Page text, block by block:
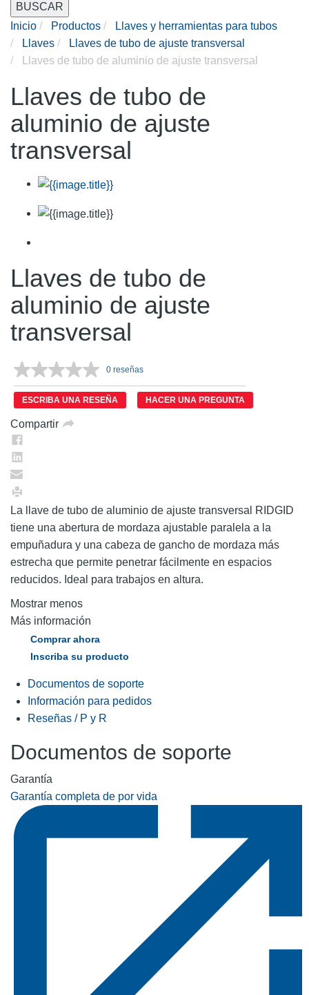
BUSCAR
Inicio
Productos
Llaves y herramientas para tubos
Llaves
Llaves de tubo de ajuste transversal
Llaves de tubo de aluminio de ajuste transversal
Llaves de tubo de
aluminio de ajuste
transversal
Llaves de tubo de
aluminio de ajuste
transversal
Sin
puntuación.
Enlace
en
0 reseñas
ESCRIBA UNA RESEÑA HACER UNA PREGUNTA
Compartir
La llave de tubo de aluminio de ajuste transversal RIDGID
tiene una abertura de mordaza ajustable paralela a la
empuñadura y una cabeza de gancho de mordaza más
estrecha que permite penetrar fácilmente en espacios
reducidos. Ideal para trabajos en altura.
Mostrar menos
Más información
Comprar ahora
Inscriba su producto
Documentos de soporte
Información para pedidos
Reseñas / P y R
Documentos de soporte
Garantía
Garantía completa de por vida